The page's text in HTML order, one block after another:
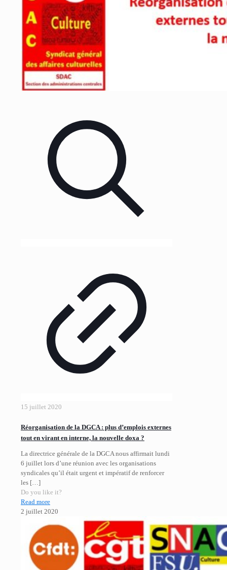
15 juillet 2020
Réorganisation de la DGCA : plus d’emplois externes
tout en virant en interne, la nouvelle doxa ?
La directrice générale de la DGCA nous affirmait lundi
6 juillet lors d’une réunion avec les organisations
syndicales qu’il était urgent et impératif de renforcer
les […]
Do you like it?
Read more
2 juillet 2020